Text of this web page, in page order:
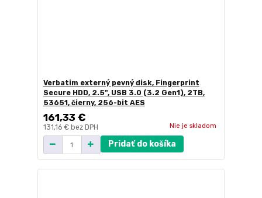
Verbatim externý pevný disk, Fingerprint
Secure HDD, 2.5", USB 3.0 (3.2 Gen1), 2TB,
53651, čierny, 256-bit AES
161,33 €
131,16 € bez DPH Nie je skladom
Pridať do košíka